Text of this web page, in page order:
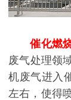
催化燃
废气处理领
机废气进入
左右，使得